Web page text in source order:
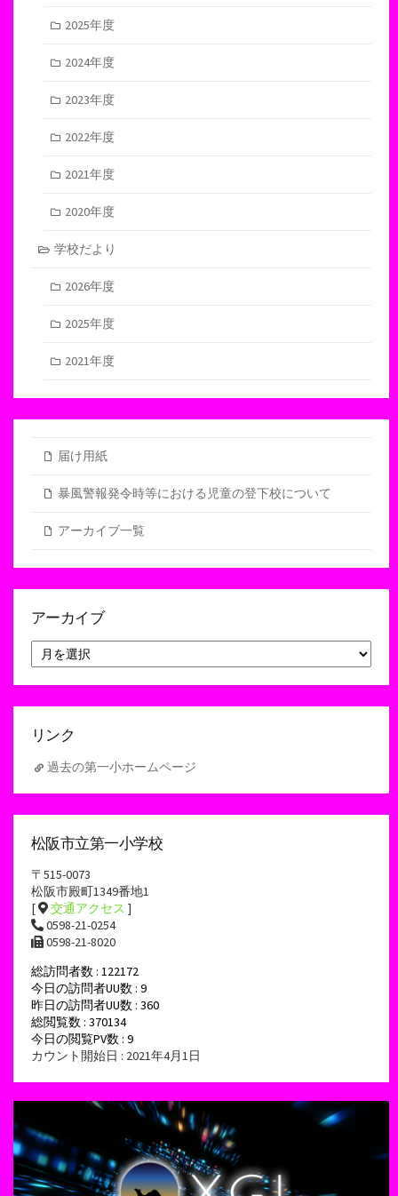
2025年度
2024年度
2023年度
2022年度
2021年度
2020年度
学校だより
2026年度
2025年度
2021年度
届け用紙
暴風警報発令時等における児童の登下校について
アーカイブ一覧
アーカイブ
ー
カ
リンク
過去の第一小ホームページ
松阪市立第一小学校
〒515-0073
松阪市殿町1349番地1
[
交通アクセス ]
0598-21-0254
0598-21-8020
総訪問者数 : 122172
今日の訪問者UU数 : 9
昨日の訪問者UU数 : 360
総閲覧数 : 370134
今日の閲覧PV数 : 9
カウント開始日 : 2021年4月1日